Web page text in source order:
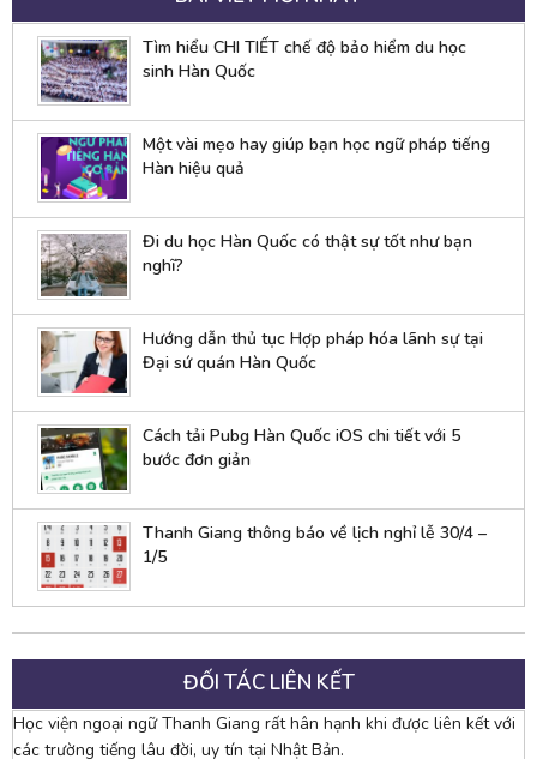
Tìm hiểu CHI TIẾT chế độ bảo hiểm du học
sinh Hàn Quốc
Một vài mẹo hay giúp bạn học ngữ pháp tiếng
Hàn hiệu quả
Đi du học Hàn Quốc có thật sự tốt như bạn
nghĩ?
Hướng dẫn thủ tục Hợp pháp hóa lãnh sự tại
Đại sứ quán Hàn Quốc
Cách tải Pubg Hàn Quốc iOS chi tiết với 5
bước đơn giản
Thanh Giang thông báo về lịch nghỉ lễ 30/4 –
1/5
ĐỐI TÁC LIÊN KẾT
Học viện ngoại ngữ Thanh Giang rất hân hạnh khi được liên kết với
các trường tiếng lâu đời, uy tín tại Nhật Bản.